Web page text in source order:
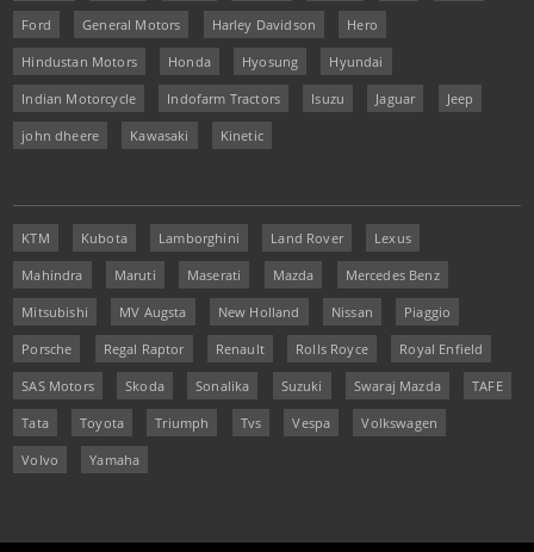
Ford General Motors Harley Davidson Hero
Hindustan Motors Honda Hyosung Hyundai
Indian Motorcycle Indofarm Tractors Isuzu Jaguar Jeep
john dheere Kawasaki Kinetic
KTM Kubota Lamborghini Land Rover Lexus
Mahindra Maruti Maserati Mazda Mercedes Benz
Mitsubishi MV Augsta New Holland Nissan Piaggio
Porsche Regal Raptor Renault Rolls Royce Royal Enfield
SAS Motors Skoda Sonalika Suzuki Swaraj Mazda TAFE
Tata Toyota Triumph Tvs Vespa Volkswagen
Volvo Yamaha